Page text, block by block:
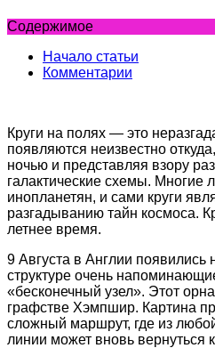
Содержимое
Начало статьи
Комментарии
Круги на полях — это
появляются неизвестно
ночью и представляя взору
галактические схемы. Многие
инопланетян, и сами круги
разгадыванию тайн космоса.
летнее время.
9 Августа в Англии появились
структуре очень
«бесконечный узел». Этот
графстве Хэмпшир. Картина
сложный маршрут, где из
линии может вновь вернуться